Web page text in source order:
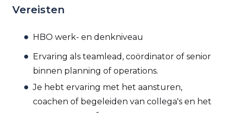
Vereisten
HBO werk- en denkniveau
Ervaring als teamlead, coördinator of senior
binnen planning of operations.
Je hebt ervaring met het aansturen,
coachen of begeleiden van collega's en het